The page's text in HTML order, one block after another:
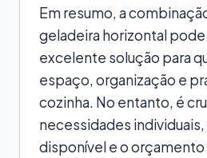
Em resumo, a
geladeira horizontal pode
excelente solução para
espaço, organização e
cozinha. No entanto, é
necessidades
disponível e o